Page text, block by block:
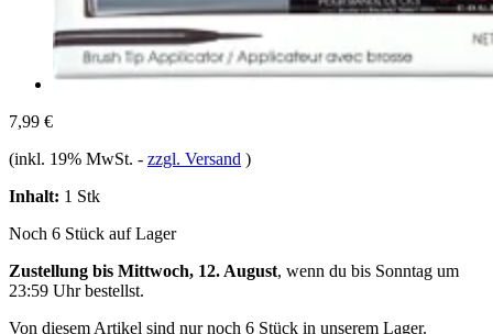
7,99 €
(inkl. 19% MwSt. - zzgl. Versand )
Inhalt: 1 Stk
Noch 6 Stück auf Lager
Zustellung bis Mittwoch, 12. August, wenn du bis Sonntag um
23:59 Uhrbestellst.
Von diesem Artikel sind nur noch 6 Stück in unserem Lager.